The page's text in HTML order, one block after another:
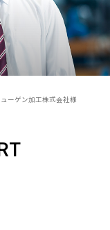
ューゲン加工株式会社様